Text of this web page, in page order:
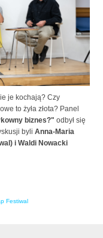
je kochają? Czy
to żyła złota? Panel
biznes?" odbył się
byli Anna-Maria
i Waldi Nowacki
Festiwal